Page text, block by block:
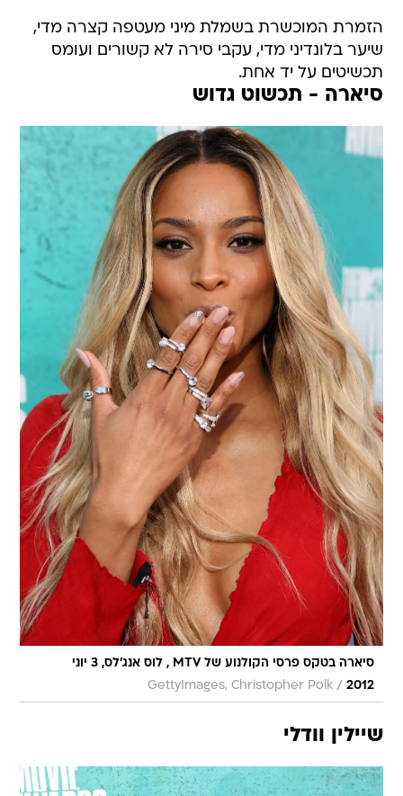
הזמרת המוכשרת בשמלת מיני מעטפה קצרה מדי,
שיער בלונדיני מדי, עקבי סירה לא קשורים ועומס
תכשיטים על יד אחת.
סיארה - תכשוט גדוש
סיארה בטקס פרסי הקולנוע של MTV , לוס אנג'לס, 3 יוני
2012
/
GettyImages, Christopher Polk
שיילין וודלי